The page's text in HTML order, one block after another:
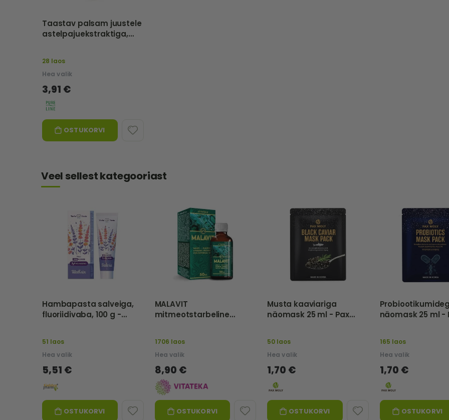
Taastav palsam juustele
astelpajuekstraktiga,
28 laos
Hea valik
3,91 €
OSTUKORVI
Veel sellest kategooriast
Hambapasta salveiga,
fluoriidivaba, 100 g -
51 laos
Hea valik
5,51 €
OSTUKORVI
MALAVIT
mitmeotstarbeline
1706 laos
Hea valik
8,90 €
OSTUKORVI
Musta kaaviariga
näomask 25 ml - Pax
50 laos
Hea valik
1,70 €
OSTUKORVI
näomask 25 ml -
165 laos
Hea valik
1,70 €
OSTUKORVI